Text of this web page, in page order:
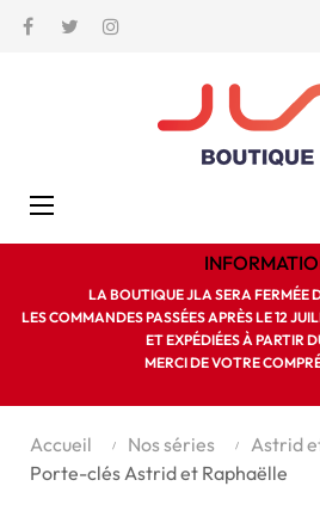
Facebook
Twitter
Basculer
navigation
☰
LA BOUTIQUE JLA SERA FERMÉE
LES COMMANDES PASSÉES APRÈS LE 12
ET EXPÉDIÉES À PARTIR
MERCI DE VOTRE
Accueil Nos séries
Astrid
Porte-clés Astrid et Raphaëlle